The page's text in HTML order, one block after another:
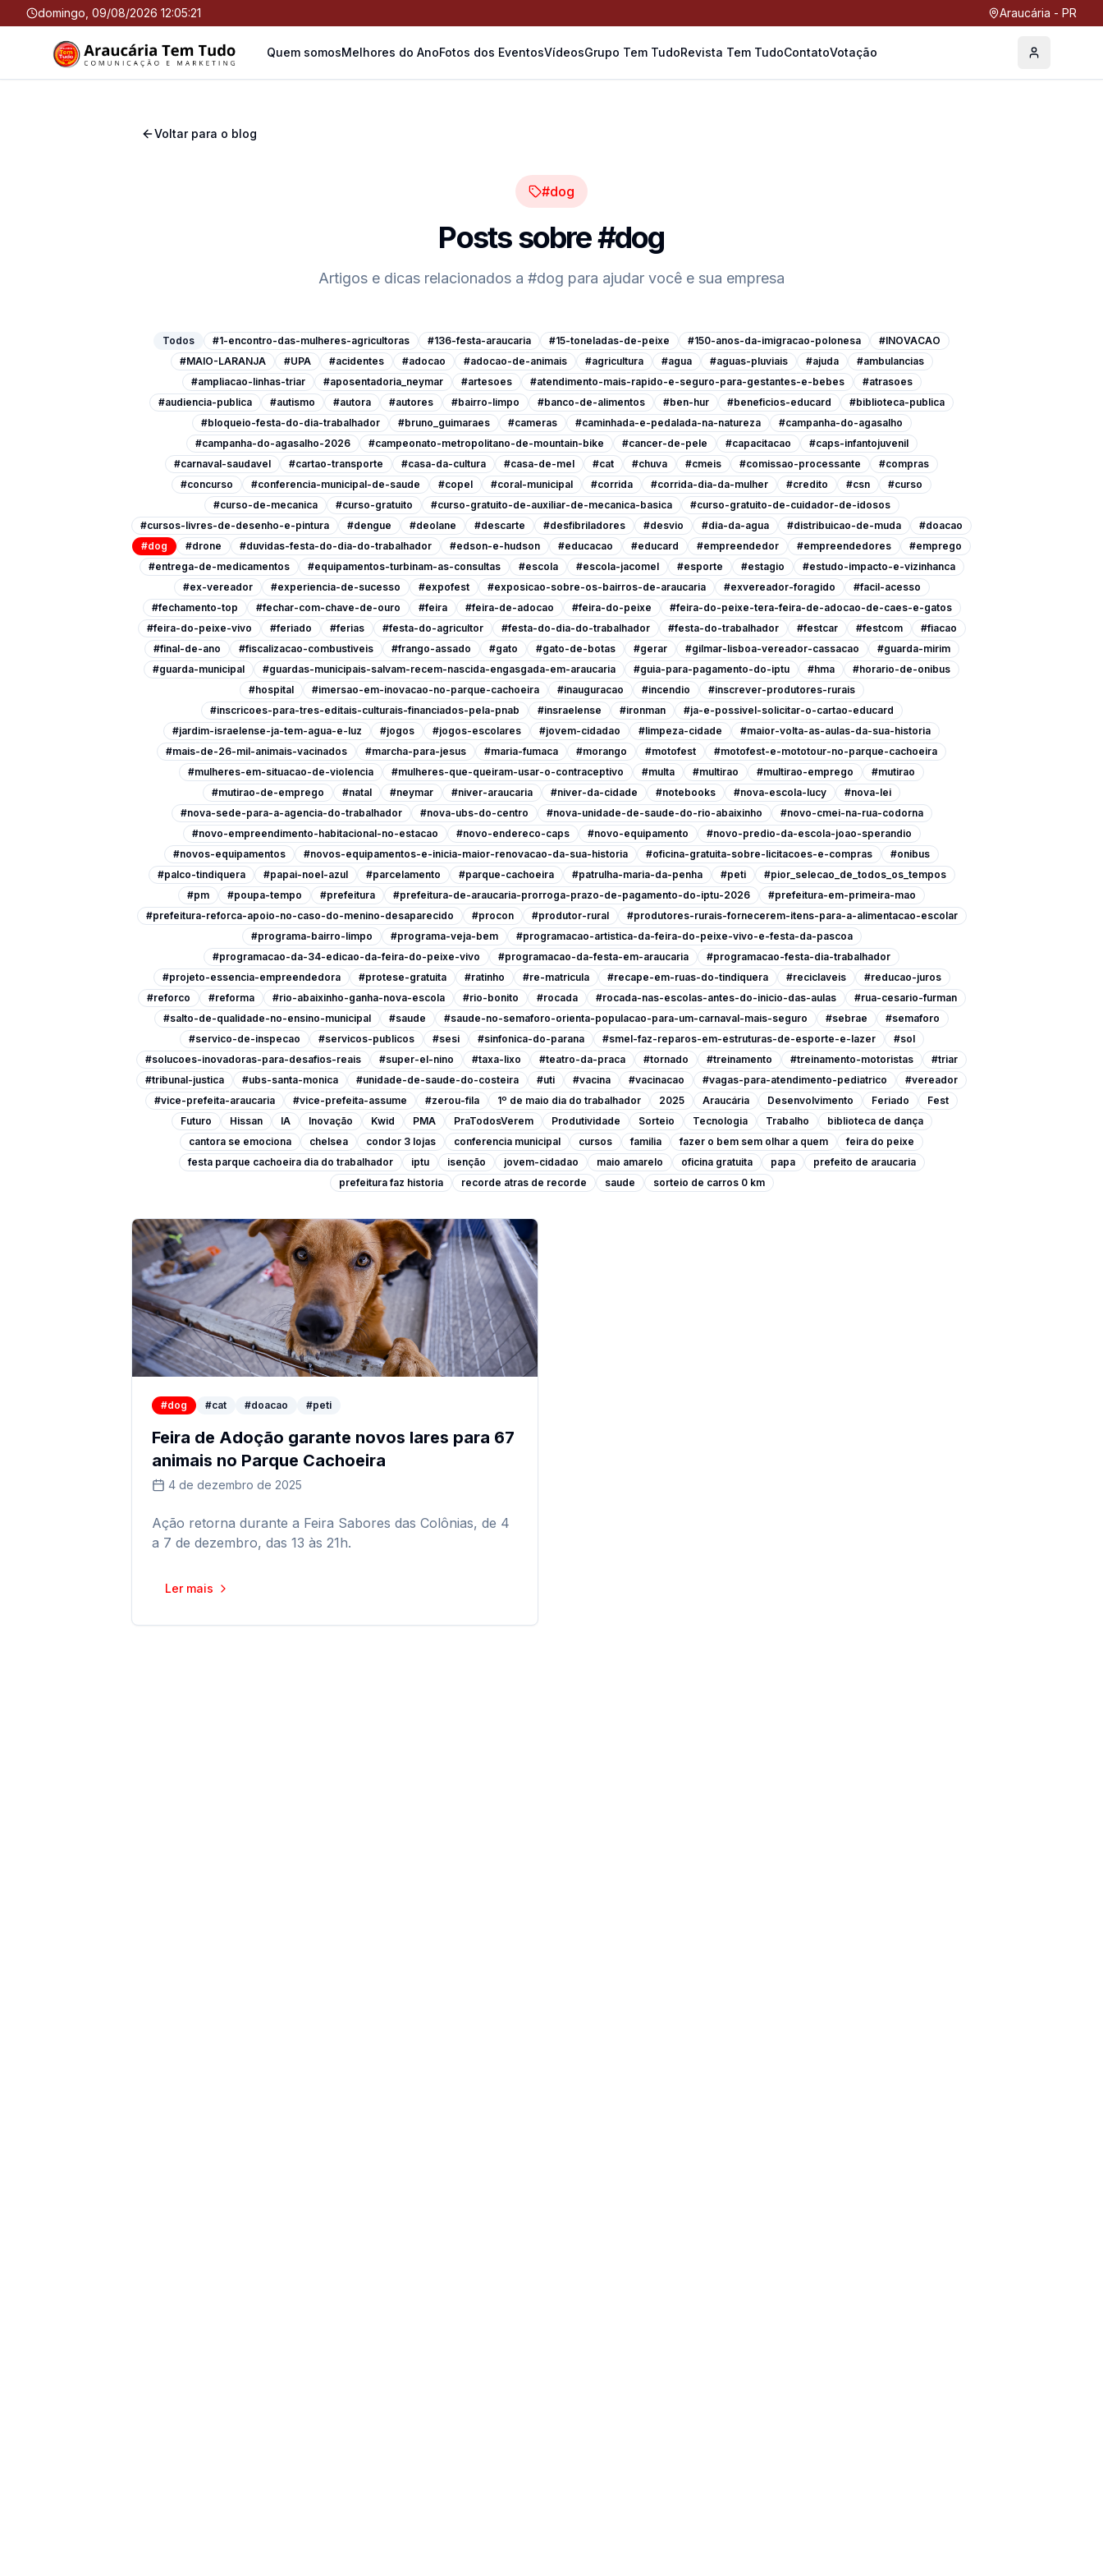
domingo, 09/08/2026 12:05:22 Araucária - PR
Quem somosMelhores do AnoFotos dos EventosVídeosGrupo Tem TudoRevista Tem TudoContatoVotação Perfil
Voltar para o blog
#dog
Posts sobre#dog
Artigos e dicas relacionados a #dog para ajudar você e sua empresa
Todos #1-encontro-das-mulheres-agricultoras #136-festa-araucaria #15-toneladas-de-peixe #150-anos-da-imigracao-polonesa
#INOVACAO
#MAIO-LARANJA
#UPA #acidentes #adocao #adocao-de-animais #agricultura #agua #aguas-pluviais #ajuda
#ambulancias
#ampliacao-linhas-triar
#aposentadoria_neymar #artesoes #atendimento-mais-rapido-e-seguro-para-gestantes-e-bebes
#atrasoes
#audiencia-publica
#autismo #autora #autores #bairro-limpo #banco-de-alimentos #ben-hur #beneficios-educard
#biblioteca-publica
#bloqueio-festa-do-dia-trabalhador
#bruno_guimaraes #cameras #caminhada-e-pedalada-na-natureza
#campanha-do-agasalho
#campanha-do-agasalho-2026
#campeonato-metropolitano-de-mountain-bike #cancer-de-pele #capacitacao
#caps-infantojuvenil
#carnaval-saudavel
#cartao-transporte #casa-da-cultura #casa-de-mel #cat #chuva #cmeis #comissao-processante
#compras
#concurso
#conferencia-municipal-de-saude #copel #coral-municipal #corrida #corrida-dia-da-mulher #credito #csn
#curso
#curso-de-mecanica
#curso-gratuito #curso-gratuito-de-auxiliar-de-mecanica-basica
#curso-gratuito-de-cuidador-de-idosos
#cursos-livres-de-desenho-e-pintura
#dengue #deolane #descarte #desfibriladores #desvio #dia-da-agua #distribuicao-de-muda
#doacao
#dog
#drone #duvidas-festa-do-dia-do-trabalhador #edson-e-hudson #educacao #educard #empreendedor #empreendedores
#emprego
#entrega-de-medicamentos
#equipamentos-turbinam-as-consultas #escola #escola-jacomel #esporte #estagio
#estudo-impacto-e-vizinhanca
#ex-vereador
#experiencia-de-sucesso #expofest #exposicao-sobre-os-bairros-de-araucaria #exvereador-foragido
#facil-acesso
#fechamento-top
#fechar-com-chave-de-ouro #feira #feira-de-adocao #feira-do-peixe
#feira-do-peixe-tera-feira-de-adocao-de-caes-e-gatos
#feira-do-peixe-vivo
#feriado #ferias #festa-do-agricultor #festa-do-dia-do-trabalhador #festa-do-trabalhador #festcar #festcom
#fiacao
#final-de-ano
#fiscalizacao-combustiveis #frango-assado #gato #gato-de-botas #gerar #gilmar-lisboa-vereador-cassacao
#guarda-mirim
#guarda-municipal
#guardas-municipais-salvam-recem-nascida-engasgada-em-araucaria #guia-para-pagamento-do-iptu #hma
#horario-de-onibus
#hospital
#imersao-em-inovacao-no-parque-cachoeira #inauguracao #incendio
#inscrever-produtores-rurais
#inscricoes-para-tres-editais-culturais-financiados-pela-pnab
#insraelense #ironman
#ja-e-possivel-solicitar-o-cartao-educard
#jardim-israelense-ja-tem-agua-e-luz
#jogos #jogos-escolares #jovem-cidadao #limpeza-cidade
#maior-volta-as-aulas-da-sua-historia
#mais-de-26-mil-animais-vacinados
#marcha-para-jesus #maria-fumaca #morango #motofest
#motofest-e-mototour-no-parque-cachoeira
#mulheres-em-situacao-de-violencia
#mulheres-que-queiram-usar-o-contraceptivo #multa #multirao #multirao-emprego
#mutirao
#mutirao-de-emprego
#natal #neymar #niver-araucaria #niver-da-cidade #notebooks #nova-escola-lucy
#nova-lei
#nova-sede-para-a-agencia-do-trabalhador
#nova-ubs-do-centro #nova-unidade-de-saude-do-rio-abaixinho
#novo-cmei-na-rua-codorna
#novo-empreendimento-habitacional-no-estacao
#novo-endereco-caps #novo-equipamento
#novo-predio-da-escola-joao-sperandio
#novos-equipamentos
#novos-equipamentos-e-inicia-maior-renovacao-da-sua-historia #oficina-gratuita-sobre-licitacoes-e-compras
#onibus
#palco-tindiquera
#papai-noel-azul #parcelamento #parque-cachoeira #patrulha-maria-da-penha #peti
#pior_selecao_de_todos_os_tempos
#pm
#poupa-tempo #prefeitura #prefeitura-de-araucaria-prorroga-prazo-de-pagamento-do-iptu-2026
#prefeitura-em-primeira-mao
#prefeitura-reforca-apoio-no-caso-do-menino-desaparecido
#procon #produtor-rural
#produtores-rurais-fornecerem-itens-para-a-alimentacao-escolar
#programa-bairro-limpo
#programa-veja-bem
#programacao-artistica-da-feira-do-peixe-vivo-e-festa-da-pascoa
#programacao-da-34-edicao-da-feira-do-peixe-vivo
#programacao-da-festa-em-araucaria
#programacao-festa-dia-trabalhador
#projeto-essencia-empreendedora
#protese-gratuita #ratinho #re-matricula #recape-em-ruas-do-tindiquera #reciclaveis
#reducao-juros
#reforco
#reforma #rio-abaixinho-ganha-nova-escola #rio-bonito #rocada #rocada-nas-escolas-antes-do-inicio-das-aulas
#rua-cesario-furman
#salto-de-qualidade-no-ensino-municipal
#saude #saude-no-semaforo-orienta-populacao-para-um-carnaval-mais-seguro #sebrae
#semaforo
#servico-de-inspecao
#servicos-publicos #sesi #sinfonica-do-parana #smel-faz-reparos-em-estruturas-de-esporte-e-lazer
#sol
#solucoes-inovadoras-para-desafios-reais
#super-el-nino #taxa-lixo #teatro-da-praca #tornado #treinamento #treinamento-motoristas
#triar
#tribunal-justica
#ubs-santa-monica #unidade-de-saude-do-costeira #uti #vacina #vacinacao #vagas-para-atendimento-pediatrico
#vereador
#vice-prefeita-araucaria
#vice-prefeita-assume #zerou-fila 1º de maio dia do trabalhador 2025 Araucária Desenvolvimento Feriado
Fest
Futuro
Hissan IA Inovação Kwid PMA PraTodosVerem Produtividade Sorteio Tecnologia Trabalho
biblioteca de dança
cantora se emociona
chelsea condor 3 lojas conferencia municipal cursos familia fazer o bem sem olhar a quem
feira do peixe
festa parque cachoeira dia do trabalhador
iptu isenção jovem-cidadao maio amarelo oficina gratuita papa
prefeito de araucaria
prefeitura faz historia
recorde atras de recorde saude sorteio de carros 0 km
#dog #cat #doacao #peti
Feira de Adoção garante novos lares para 67
animais no Parque Cachoeira
4 de dezembro de 2025
Ação retorna durante a Feira Sabores das Colônias, de 4
a 7 de dezembro, das 13 às 21h.
Ler mais